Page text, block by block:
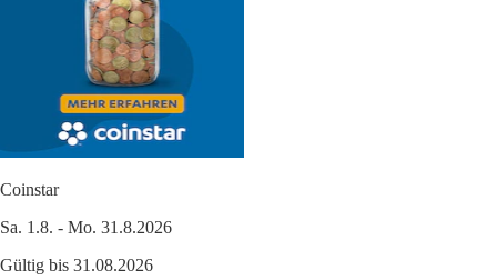
Coinstar
Sa. 1.8. - Mo. 31.8.2026
Gültig bis 31.08.2026